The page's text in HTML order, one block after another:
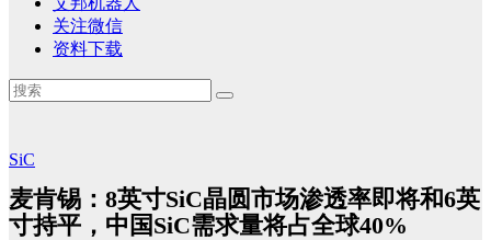
关注微信
资料下载
SiC
麦肯锡：8英寸SiC晶圆市场渗透率即将和6英
寸持平，中国SiC需求量将占全球40%